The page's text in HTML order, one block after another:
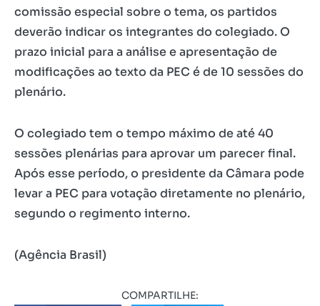
comissão especial sobre o tema, os partidos
deverão indicar os integrantes do colegiado. O
prazo inicial para a análise e apresentação de
modificações ao texto da PEC é de 10 sessões do
plenário.
O colegiado tem o tempo máximo de até 40
sessões plenárias para aprovar um parecer final.
Após esse período, o presidente da Câmara pode
levar a PEC para votação diretamente no plenário,
segundo o regimento interno.
(Agência Brasil)
COMPARTILHE: